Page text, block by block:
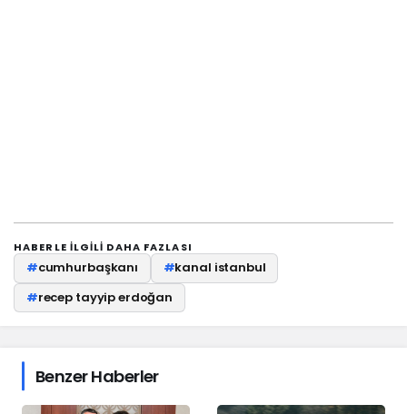
HABERLE ILGILI DAHA FAZLASI
#cumhurbaşkanı #kanal istanbul
#recep tayyip erdoğan
Benzer Haberler